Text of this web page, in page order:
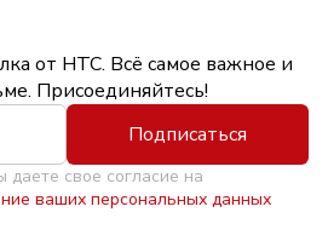
от НТС. Всё самое важное и
Присоединяйтесь!
Подписаться
даете свое согласие на
ваших персональных данных